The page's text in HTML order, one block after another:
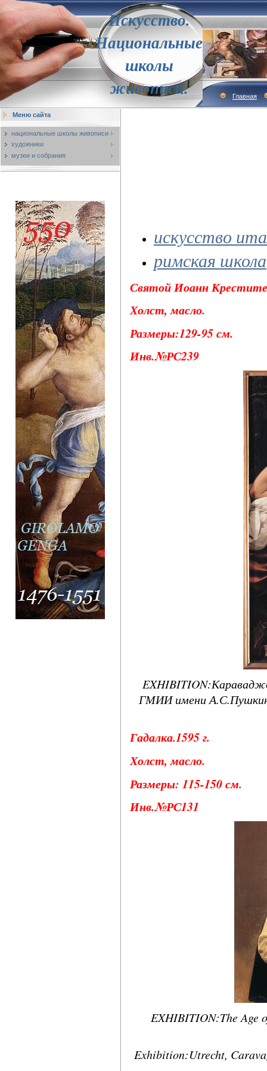
Искусство.
Национальные
школы
живописи.
Главная
Меню сайта
национальные школы живописи
художники
музеи и собрания
искусство
римская школа
Святой Иоанн
Холст, масло.
Размеры:129-95 см.
Инв.№РС239
ГМИИ имени
Гадалка.1595 г.
Холст, масло.
Размеры: 115-150 см.
Инв.№РС131
EXHIBITION:The Age
Exhibition:Utrecht,